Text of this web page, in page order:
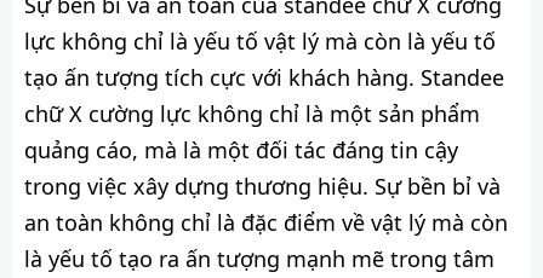
lực không chỉ là yếu tố vật lý mà còn là yếu tố
tạo ấn tượng tích cực với khách hàng. Standee
chữ X cường lực không chỉ là một sản phẩm
quảng cáo, mà là một đối tác đáng tin cậy
trong việc xây dựng thương hiệu. Sự bền bỉ và
an toàn không chỉ là đặc điểm về vật lý mà còn
là yếu tố tạo ra ấn tượng mạnh mẽ trong tâm